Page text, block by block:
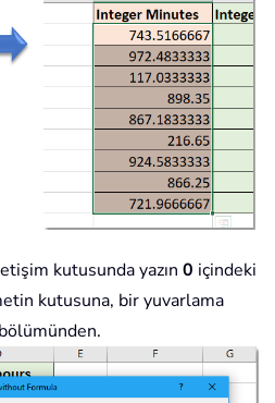
kutusunda yazın 0 içindeki
kutusuna, bir yuvarlama